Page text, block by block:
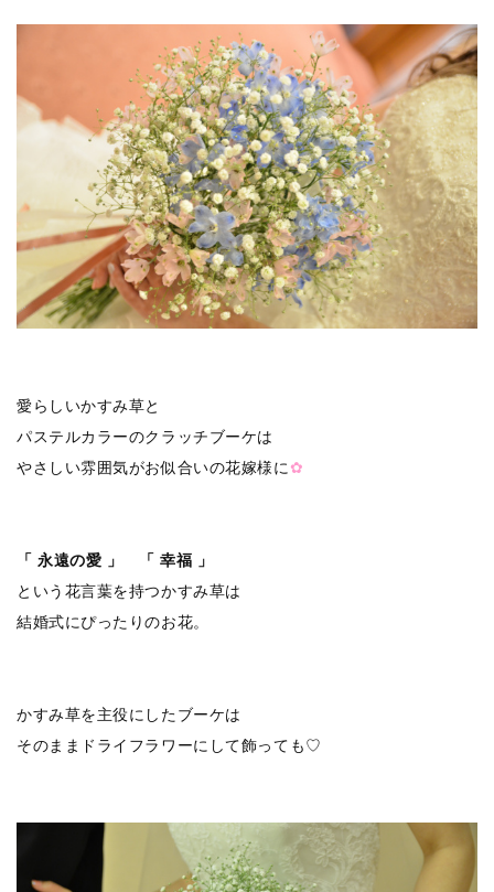
愛らしいかすみ草と
パステルカラーのクラッチブーケは
やさしい雰囲気がお似合いの花嫁様に✿
「 永遠の愛 」 「 幸福 」
という花言葉を持つかすみ草は
結婚式にぴったりのお花。
かすみ草を主役にしたブーケは
そのままドライフラワーにして飾っても♡